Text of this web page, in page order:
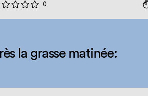
0
la grasse matinée: